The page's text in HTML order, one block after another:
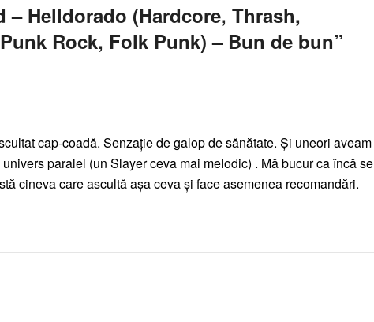
– Helldorado (Hardcore, Thrash,
Rock, Folk Punk) – Bun de bun”
cap-coadă. Senzație de galop de sănătate. Și uneori aveam
paralel (un Slayer ceva mai melodic) . Mă bucur ca încă se
cineva care ascultă așa ceva și face asemenea recomandări.